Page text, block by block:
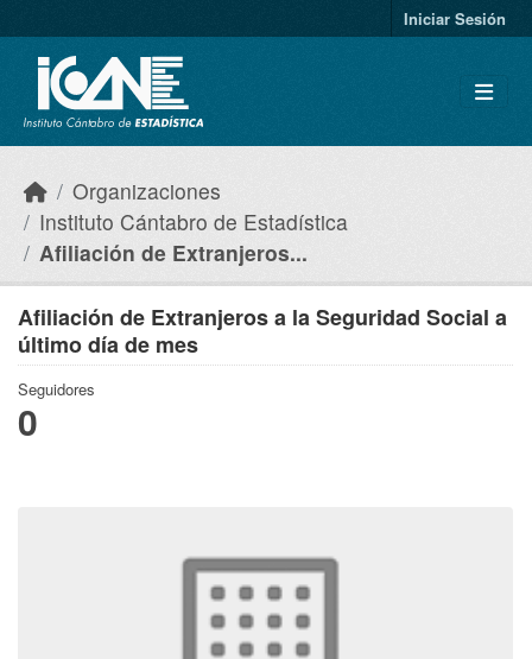
Iniciar Sesión
Organizaciones
Instituto Cántabro de Estadística
Afiliación de Extranjeros...
Afiliación de Extranjeros a la Seguridad Social a
último día de mes
Seguidores
0